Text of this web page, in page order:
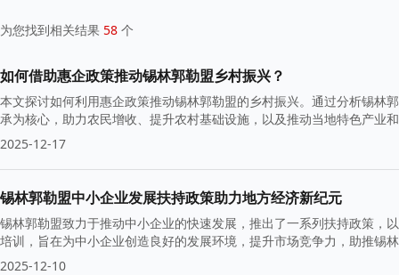
为您找到相关结果 58 个
如何借助惠企政策推动锡林郭勒盟乡村振兴？
本文探讨如何利用惠企政策推动锡林郭勒盟的乡村振兴。通过分析锡林
承为核心，助力农民增收、提升农村基础设施，以及推动当地特色产业
2025-12-17
锡林郭勒盟中小企业发展扶持政策助力地方经济新纪元
锡林郭勒盟致力于推动中小企业的快速发展，推出了一系列扶持政策，
培训，旨在为中小企业创造良好的发展环境，提升市场竞争力，助推锡
2025-12-10